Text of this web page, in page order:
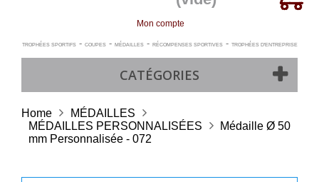
Mon compte
TROPHÉES SPORTIFS- COUPES- MÉDAILLES- RÉCOMPENSES SPORTIVES- TROPHÉES D'ENTREPRISE
CATÉGORIES
Home
MÉDAILLES
MÉDAILLES PERSONNALISÉES
Médaille Ø 50
mm Personnalisée - 072